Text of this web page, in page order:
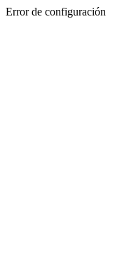
Error de configuración